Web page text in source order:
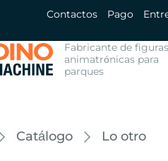
Contactos Pago
Fabricante de figuras
animatrónicas para
parques
Catálogo Lo otro